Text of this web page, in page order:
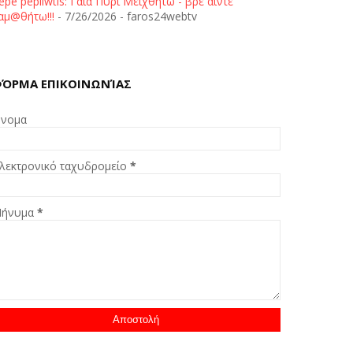
- 7/26/2026 - faros24webtv
ΕΠΙΚΟΙΝΩΝΊΑΣ
ταχυδρομείο*
*